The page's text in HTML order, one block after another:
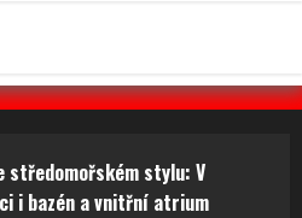
středomořském stylu: V
i bazén a vnitřní atrium